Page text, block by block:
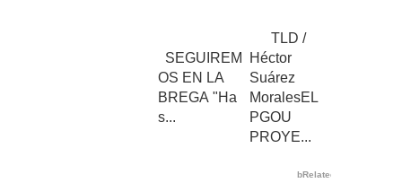
SEGUIREM
OS EN LA
BREGA "Ha
s...
TLD /
Héctor
Suárez
MoralesEL
PGOU
PROYE...
bRelated